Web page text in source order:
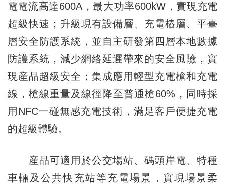
電電流高達600A，最大功率600kW，實現充電
超級快速；升級現有設備層、充電樁層、平臺
層安全防護系統，並自主研發第四層本地數據
防護系統，減少網絡延遲帶來的安全風險，實
現産品超級安全；集成應用輕型充電槍和充電
線，槍線重量及線徑降至普通槍60%，同時採
用NFC一碰無感充電技術，滿足客戶便捷充電
的超級體驗。
産品可適用於公交場站、碼頭岸電、特種
車輛及公共快充站等充電場景，實現場景柔